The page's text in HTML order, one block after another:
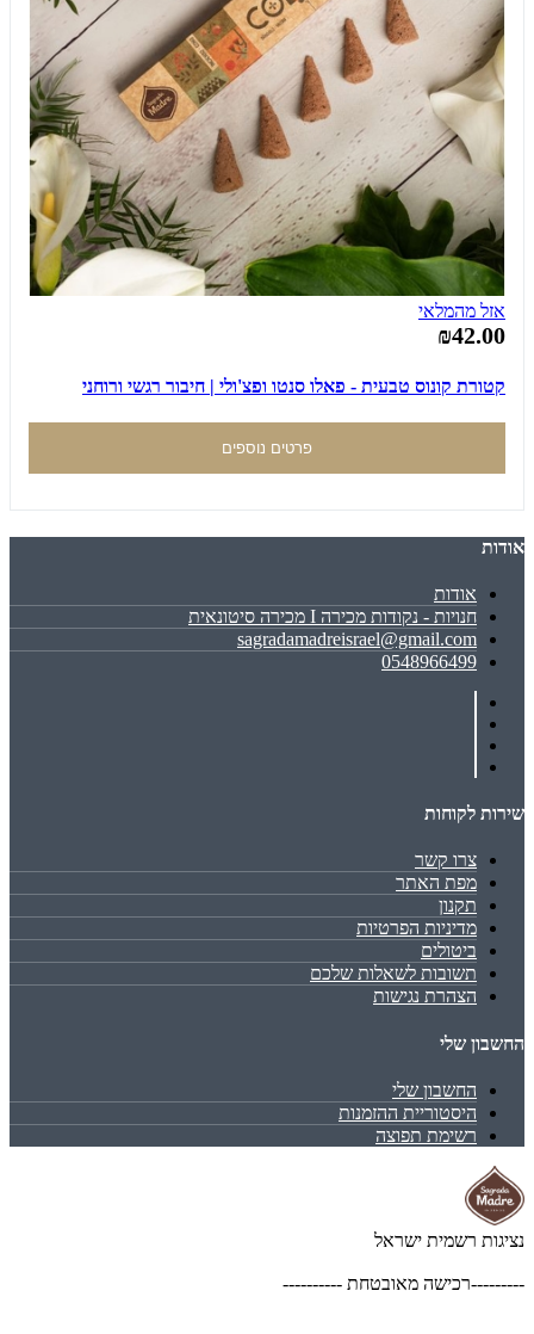
אזל מהמלאי
₪42.00
קטורת קונוס טבעית - פאלו סנטו ופצ'ולי | חיבור רגשי ורוחני
פרטים נוספים
אודות
אודות
חנויות - נקודות מכירה I מכירה סיטונאית
sagradamadreisrael@gmail.com
0548966499
שירות לקוחות
צרו קשר
מפת האתר
תקנון
מדיניות הפרטיות
ביטולים
תשובות לשאלות שלכם
הצהרת נגישות
החשבון שלי
החשבון שלי
היסטוריית ההזמנות
רשימת תפוצה
נציגות רשמית ישראל
---------רכישה מאובטחת ----------